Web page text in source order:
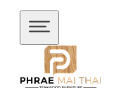
ข้ามไปยังเนื้อหาหลัก